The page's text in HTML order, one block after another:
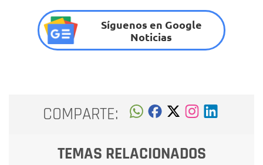
Síguenos en Google
Noticias
COMPARTE:
TEMAS RELACIONADOS